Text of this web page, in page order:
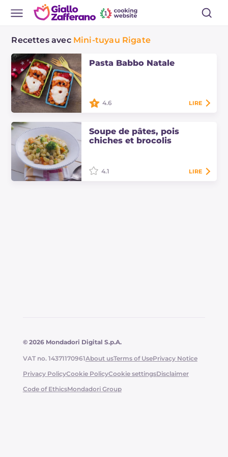
Recettes avec Mini-tuyau Rigate
Pasta Babbo Natale
délicieux plat de pâtes au four à
thème de Noël, assaisonné de
sauce tomate, mozzarella et olives.
4.6 LIRE
Soupe de pâtes, pois
chiches et brocolis
4.1 LIRE
© 2026 Mondadori Digital S.p.A.
VAT no. 14371170961About usTerms of UsePrivacy Notice
Privacy PolicyCookie PolicyCookie settingsDisclaimer
Code of EthicsMondadori Group